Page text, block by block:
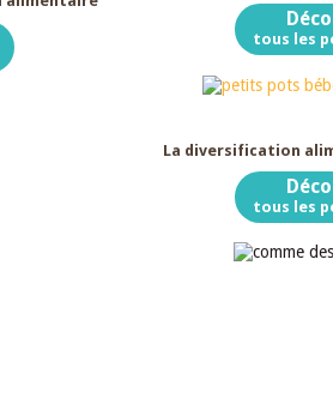
tous les
La diversification
tous les